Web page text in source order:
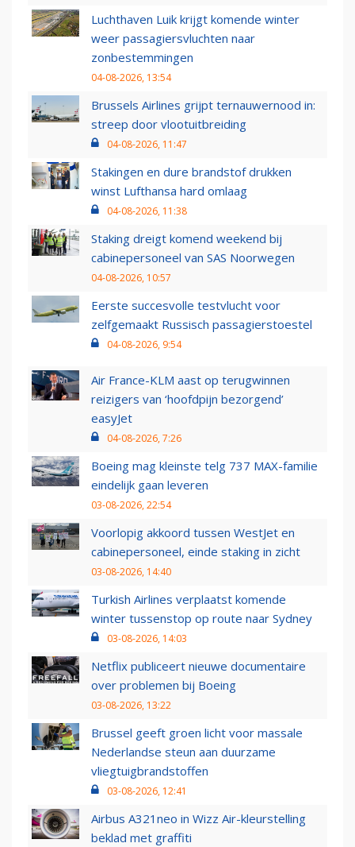
Luchthaven Luik krijgt komende winter
weer passagiersvluchten naar
zonbestemmingen
04-08-2026, 13:54
Brussels Airlines grijpt ternauwernood in:
streep door vlootuitbreiding
04-08-2026, 11:47
Stakingen en dure brandstof drukken
winst Lufthansa hard omlaag
04-08-2026, 11:38
Staking dreigt komend weekend bij
cabinepersoneel van SAS Noorwegen
04-08-2026, 10:57
Eerste succesvolle testvlucht voor
zelfgemaakt Russisch passagierstoestel
04-08-2026, 9:54
Air France-KLM aast op terugwinnen
reizigers van ‘hoofdpijn bezorgend’
easyJet
04-08-2026, 7:26
Boeing mag kleinste telg 737 MAX-familie
eindelijk gaan leveren
03-08-2026, 22:54
Voorlopig akkoord tussen WestJet en
cabinepersoneel, einde staking in zicht
03-08-2026, 14:40
Turkish Airlines verplaatst komende
winter tussenstop op route naar Sydney
03-08-2026, 14:03
Netflix publiceert nieuwe documentaire
over problemen bij Boeing
03-08-2026, 13:22
Brussel geeft groen licht voor massale
Nederlandse steun aan duurzame
vliegtuigbrandstoffen
03-08-2026, 12:41
Airbus A321neo in Wizz Air-kleurstelling
beklad met graffiti